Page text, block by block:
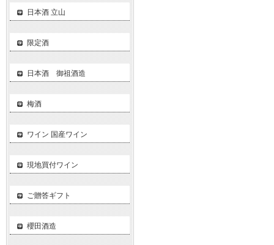
日本酒 立山
限定酒
日本酒 御祖酒造
梅酒
ワイン 国産ワイン
現地買付ワイン
ご贈答ギフト
櫻田酒造